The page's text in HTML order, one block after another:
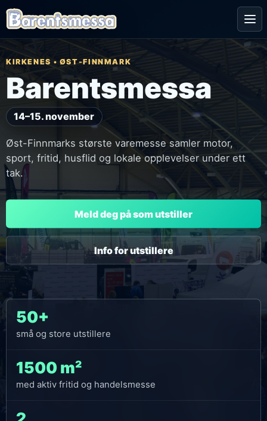
KIRKENES • ØST-FINNMARK
Barentsmessa
14–15. november
Øst-Finnmarks største varemesse samler motor,
sport, fritid, husflid og lokale opplevelser under ett
tak.
Meld deg på som utstiller
Info for utstillere
50+
små og store utstillere
1500 m²
med aktiv fritid og handelsmesse